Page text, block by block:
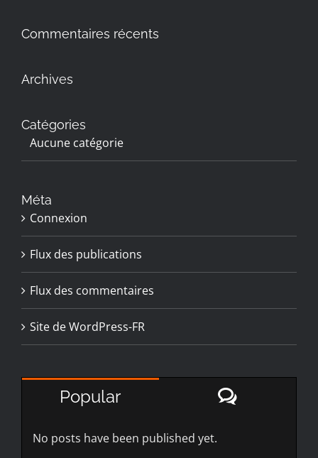
Commentaires récents
Archives
Catégories
Aucune catégorie
Méta
Connexion
Flux des publications
Flux des commentaires
Site de WordPress-FR
Popular
No posts have been published yet.